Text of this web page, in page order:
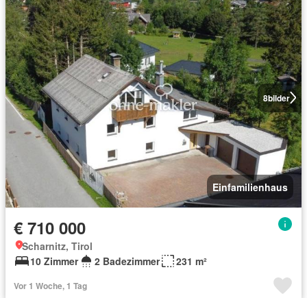
8bilder
Einfamilienhaus
€ 710 000
Scharnitz, Tirol
10 Zimmer
2 Badezimmer 231 m²
Vor 1 Woche, 1 Tag